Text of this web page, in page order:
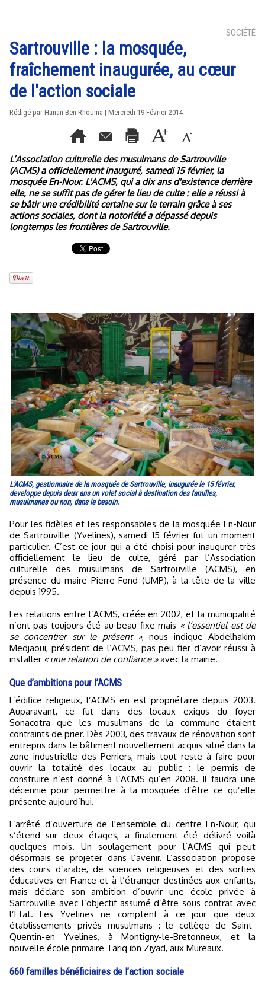
SOCIÉTÉ
Sartrouville : la mosquée,
fraîchement inaugurée, au cœur
de l'action sociale
Rédigé par Hanan Ben Rhouma | Mercredi 19 Février 2014
L’Association culturelle des musulmans de Sartrouville
(ACMS) a officiellement inauguré, samedi 15 février, la
mosquée En-Nour. L'ACMS, qui a dix ans d'existence derrière
elle, ne se suffit pas de gérer le lieu de culte : elle a réussi à
se bâtir une crédibilité certaine sur le terrain grâce à ses
actions sociales, dont la notoriété a dépassé depuis
longtemps les frontières de Sartrouville.
L'ACMS, gestionnaire de la mosquée de Sartrouville, inaugurée le 15 février,
developpe depuis deux ans un volet social à destination des familles,
musulmanes ou non, dans le besoin.
Pour les fidèles et les responsables de la mosquée En-Nour
de Sartrouville (Yvelines), samedi 15 février fut un moment
particulier. C’est ce jour qui a été choisi pour inaugurer très
officiellement le lieu de culte, géré par l’Association
culturelle des musulmans de Sartrouville (ACMS), en
présence du maire Pierre Fond (UMP), à la tête de la ville
depuis 1995.
Les relations entre l’ACMS, créée en 2002, et la municipalité
n’ont pas toujours été au beau fixe mais « l’essentiel est de
se concentrer sur le présent », nous indique Abdelhakim
Medjaoui, président de l’ACMS, pas peu fier d’avoir réussi à
installer « une relation de confiance »avec la mairie.
Que d’ambitions pour l’ACMS
L’édifice religieux, l’ACMS en est propriétaire depuis 2003.
Auparavant, ce fut dans des locaux exigus du foyer
Sonacotra que les musulmans de la commune étaient
contraints de prier. Dès 2003, des travaux de rénovation sont
entrepris dans le bâtiment nouvellement acquis situé dans la
zone industrielle des Perriers, mais tout reste à faire pour
ouvrir la totalité des locaux au public : le permis de
construire n’est donné à l’ACMS qu’en 2008. Il faudra une
décennie pour permettre à la mosquée d’être ce qu’elle
présente aujourd’hui.
L’arrêté d’ouverture de l'ensemble du centre En-Nour, qui
s’étend sur deux étages, a finalement été délivré voilà
quelques mois. Un soulagement pour l’ACMS qui peut
désormais se projeter dans l’avenir. L’association propose
des cours d’arabe, de sciences religieuses et des sorties
éducatives en France et à l’étranger destinées aux enfants,
mais déclare son ambition d’ouvrir une école privée à
Sartrouville avec l’objectif assumé d’être sous contrat avec
l’Etat. Les Yvelines ne comptent à ce jour que deux
établissements privés musulmans : le collège de Saint-
Quentin-en Yvelines, à Montigny-le-Bretonneux, et la
nouvelle école primaire Tariq ibn Ziyad, aux Mureaux.
660 familles bénéficiaires de l’action sociale